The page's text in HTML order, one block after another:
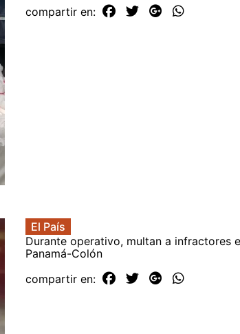
compartir en:
El País
Durante operativo, multan a infractores
Panamá-Colón
compartir en: